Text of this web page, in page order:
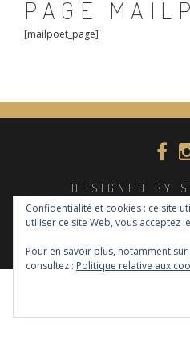
PAGE
[mailpoet_page]
DESIGNED BY
Champagne
Confidentialité et cookies : ce site
utiliser ce site Web, vous acceptez
Pour en savoir plus, notamment
consultez : Politique relative aux